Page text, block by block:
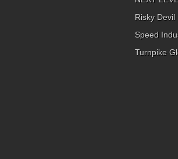
Risky Devil
Speed
Turnpike